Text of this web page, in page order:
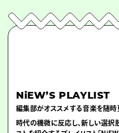
NiEW’S PLAYLIST
編集部がオススメする音楽を随時
時代の機微に反応し、新しい選択